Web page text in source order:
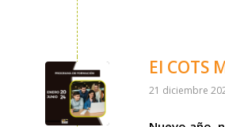
El
21 diciembre